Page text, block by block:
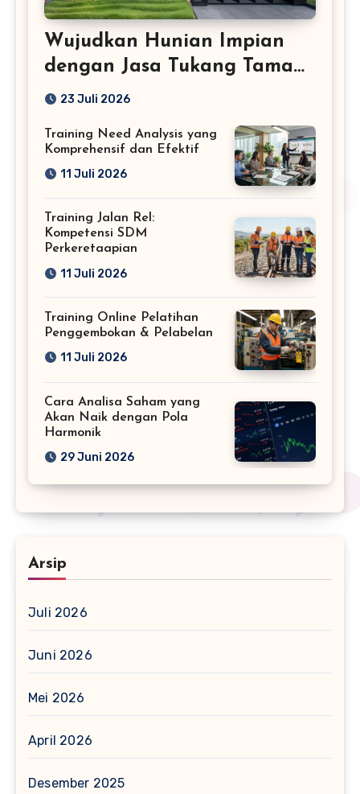
Wujudkan Hunian Impian
dengan Jasa Tukang Taman
Profesional
23 Juli 2026
Training Need Analysis yang
Komprehensif dan Efektif
11 Juli 2026
Training Jalan Rel:
Kompetensi SDM
Perkeretaapian
11 Juli 2026
Training Online Pelatihan
Penggembokan & Pelabelan
11 Juli 2026
Cara Analisa Saham yang
Akan Naik dengan Pola
Harmonik
29 Juni 2026
Arsip
Juli 2026
Juni 2026
Mei 2026
April 2026
Desember 2025